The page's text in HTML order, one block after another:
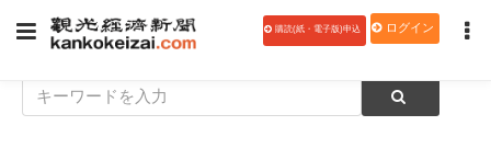
購読(紙・電子版)申込 ログイン